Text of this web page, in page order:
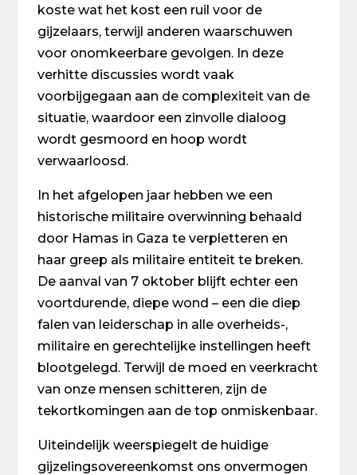
koste wat het kost een ruil voor de
gijzelaars, terwijl anderen waarschuwen
voor onomkeerbare gevolgen. In deze
verhitte discussies wordt vaak
voorbijgegaan aan de complexiteit van de
situatie, waardoor een zinvolle dialoog
wordt gesmoord en hoop wordt
verwaarloosd.
In het afgelopen jaar hebben we een
historische militaire overwinning behaald
door Hamas in Gaza te verpletteren en
haar greep als militaire entiteit te breken.
De aanval van 7 oktober blijft echter een
voortdurende, diepe wond – een die diep
falen van leiderschap in alle overheids-,
militaire en gerechtelijke instellingen heeft
blootgelegd. Terwijl de moed en veerkracht
van onze mensen schitteren, zijn de
tekortkomingen aan de top onmiskenbaar.
Uiteindelijk weerspiegelt de huidige
gijzelingsovereenkomst ons onvermogen